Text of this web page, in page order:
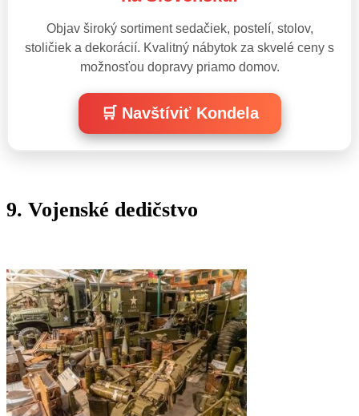
Objav široký sortiment sedačiek, postelí, stolov,
stoličiek a dekorácií. Kvalitný nábytok za skvelé ceny s
možnosťou dopravy priamo domov.
🛒 Navštíviť Kondela
9. Vojenské dedičstvo